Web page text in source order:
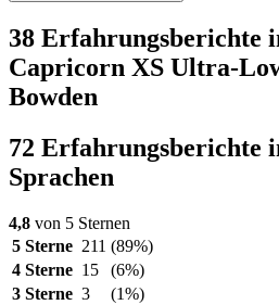
38 Erfahrungsberichte
Capricorn XS Ultra-
Bowden
72 Erfahrungsberichte
Sprachen
4,8 von 5 Sternen
5 Sterne 211 (89%)
4 Sterne 15
(6%)
3 Sterne 3 (1%)